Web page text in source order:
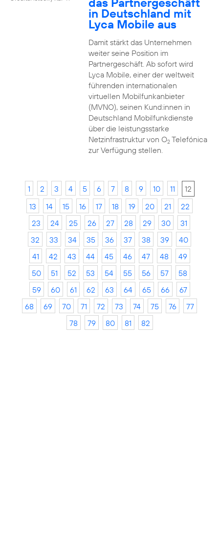
in Deutschland mit
Lyca Mobile aus
Damit stärkt das Unternehmen
weiter seine Position im
Partnergeschäft. Ab sofort wird
Lyca Mobile, einer der weltweit
führenden internationalen
virtuellen Mobilfunkanbieter
(MVNO), seinen Kund:innen in
Deutschland Mobilfunkdienste
über die leistungsstarke
Netzinfrastruktur von O2Telefónica
zur Verfügung stellen.
1 2 3 4 5 6 7 8 9 10 11
12
13
14 15 16 17 18 19 20 21
22
23
24 25 26 27 28 29 30
31
32
33 34 35 36 37 38 39
40
41
42 43 44 45 46 47 48
49
50
51 52 53 54 55 56 57
58
59
60 61 62 63 64 65 66
67
68
69 70 71 72 73 74 75 76
77
78
79 80 81 82